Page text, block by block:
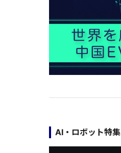
AI・ロボット特集